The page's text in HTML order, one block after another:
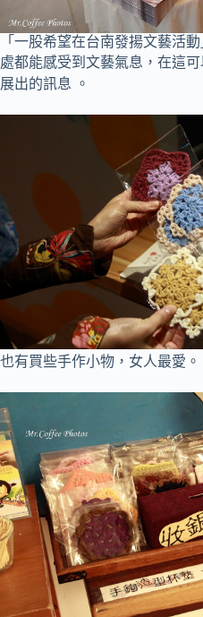
「一股希望在台南發揚文藝活
處都能感受到文藝氣息 ， 在這
展出的訊息 。
也有買些手作小物，女人最愛 。